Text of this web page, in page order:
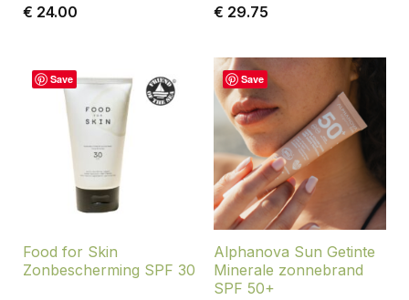
Gewaardeerd
€ 24.00 € 29.75
Save
Food for Skin
Zonbescherming SPF 30
Save
Alphanova Sun Getinte
Minerale zonnebrand
SPF 50+